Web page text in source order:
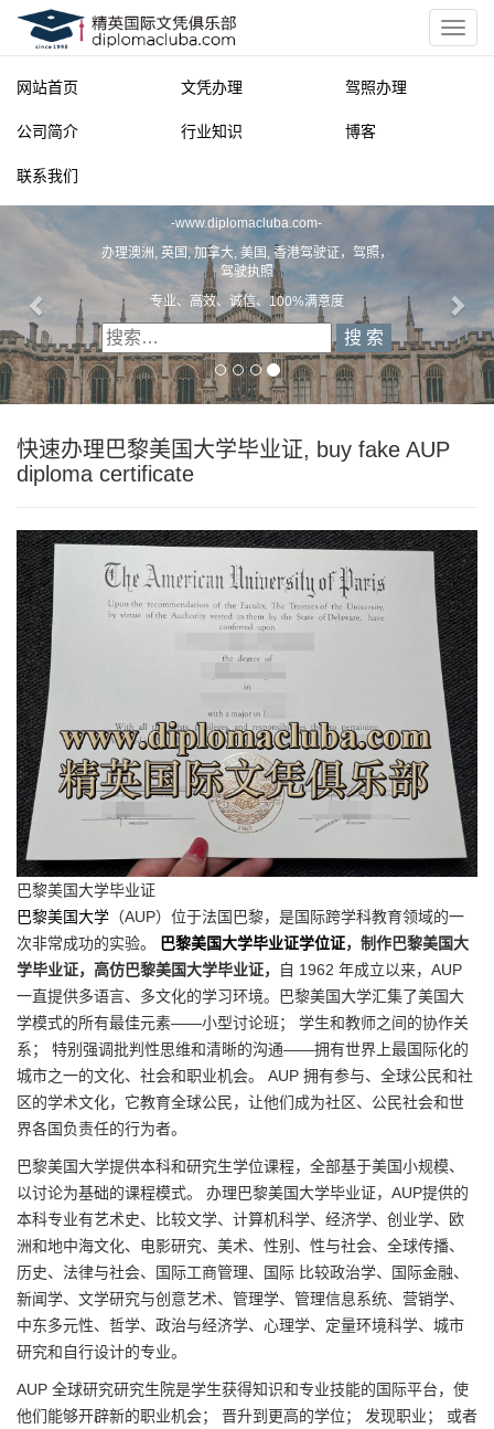
网站首页 文凭办理 驾照办理
公司简介 行业知识 博客
联系我们
-www.diplomacluba.com-
办理澳洲, 英国, 加拿大, 美国, 香港驾驶证，驾照，
驾驶执照
专业、高效、诚信、100%满意度
快速办理巴黎美国大学毕业证, buy fake AUP
diploma certificate
巴黎美国大学毕业证
巴黎美国大学 （AUP）位于法国巴黎，是国际跨学科教育领域的一
次非常成功的实验。
巴黎美国大学毕业证学位证，制作巴黎美国大
学毕业证，高仿巴黎美国大学毕业证，
自 1962 年成立以来，AUP
一直提供多语言、多文化的学习环境。巴黎美国大学汇集了美国大
学模式的所有最佳元素——小型讨论班； 学生和教师之间的协作关
系； 特别强调批判性思维和清晰的沟通——拥有世界上最国际化的
城市之一的文化、社会和职业机会。 AUP 拥有参与、全球公民和社
区的学术文化，它教育全球公民，让他们成为社区、公民社会和世
界各国负责任的行为者。
巴黎美国大学提供本科和研究生学位课程，全部基于美国小规模、
以讨论为基础的课程模式。 办理巴黎美国大学毕业证，AUP提供的
本科专业有艺术史、比较文学、计算机科学、经济学、创业学、欧
洲和地中海文化、电影研究、美术、性别、性与社会、全球传播、
历史、法律与社会、国际工商管理、国际 比较政治学、国际金融、
新闻学、文学研究与创意艺术、管理学、管理信息系统、营销学、
中东多元性、哲学、政治与经济学、心理学、定量环境科学、城市
研究和自行设计的专业。
AUP 全球研究研究生院是学生获得知识和专业技能的国际平台，使
他们能够开辟新的职业机会； 晋升到更高的学位； 发现职业； 或者